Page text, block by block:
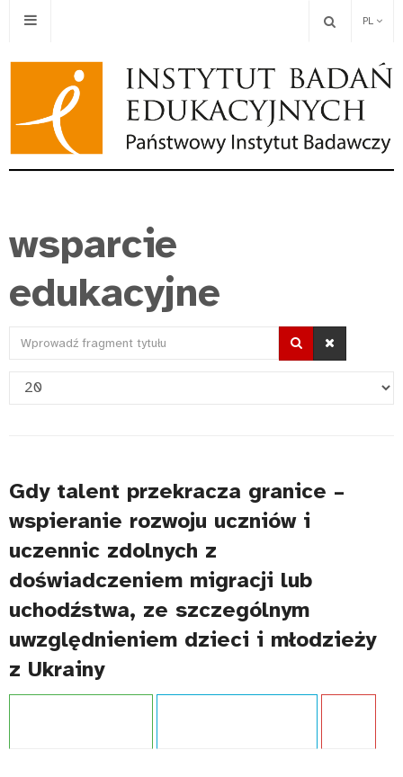
PL
wsparcie
edukacyjne
Wprowadź
tytułu
Pokaż
Gdy talent przekracza granice –
wspieranie rozwoju uczniów i
uczennic zdolnych z
doświadczeniem migracji lub
uchodźstwa, ze szczególnym
uwzględnieniem dzieci i młodzieży
z Ukrainy